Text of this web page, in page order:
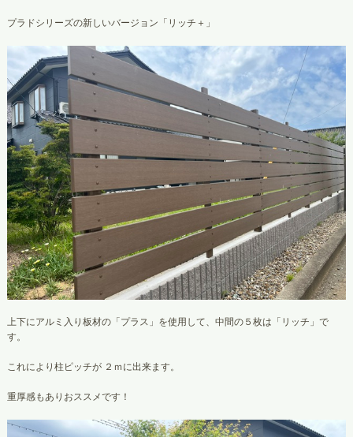
プラドシリーズの新しいバージョン「リッチ＋」
上下にアルミ入り板材の「プラス」を使用して、中間の５枚は「リッチ」で
す。
これにより柱ピッチが ２ｍに出来ます。
重厚感もありおススメです！